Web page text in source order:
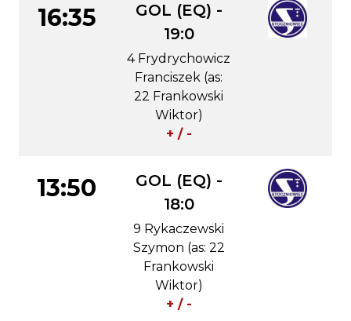
16:35
GOL (EQ) -
19:0
4 Frydrychowicz
Franciszek (as:
22 Frankowski
Wiktor)
+ / -
13:50
GOL (EQ) -
18:0
9 Rykaczewski
Szymon (as: 22
Frankowski
Wiktor)
+ / -